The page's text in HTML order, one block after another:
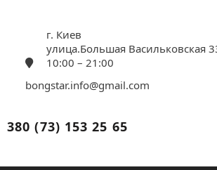
г. Киев
улица.Большая Васильковская
10:00 – 21:00
bongstar.info@gmail.com
380 (73) 153 25 65